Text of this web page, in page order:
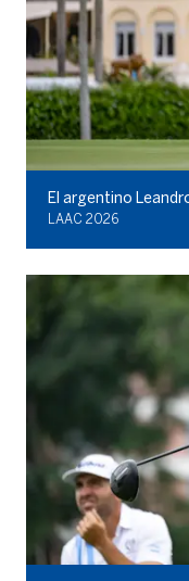
El argentino
LAAC 2026